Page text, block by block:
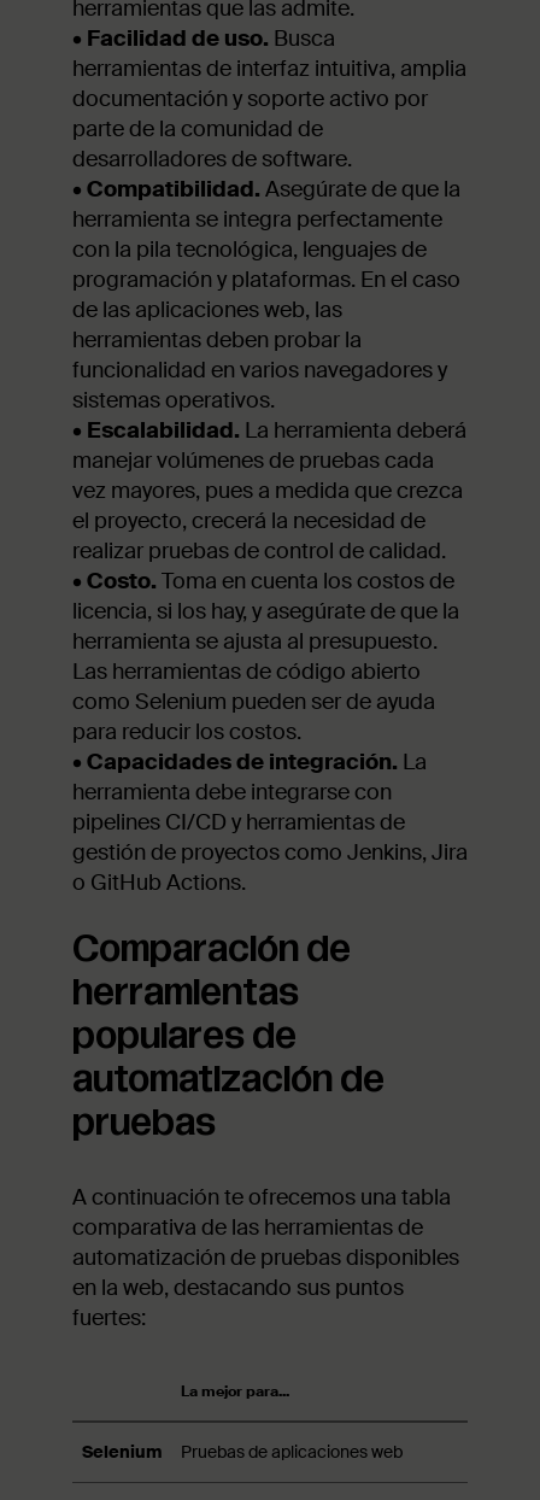
herramientas que las admite.
• Facilidad de uso. Busca
herramientas de interfaz intuitiva, amplia
documentación y soporte activo por
parte de la comunidad de
desarrolladores de software.
• Compatibilidad. Asegúrate de que la
herramienta se integra perfectamente
con la pila tecnológica, lenguajes de
programación y plataformas. En el caso
de las aplicaciones web, las
herramientas deben probar la
funcionalidad en varios navegadores y
sistemas operativos.
• Escalabilidad. La herramienta deberá
manejar volúmenes de pruebas cada
vez mayores, pues a medida que crezca
el proyecto, crecerá la necesidad de
realizar pruebas de control de calidad.
• Costo. Toma en cuenta los costos de
licencia, si los hay, y asegúrate de que la
herramienta se ajusta al presupuesto.
Las herramientas de código abierto
como Selenium pueden ser de ayuda
para reducir los costos.
• Capacidades de integración. La
herramienta debe integrarse con
pipelines CI/CD y herramientas de
gestión de proyectos como Jenkins, Jira
o GitHub Actions.
Comparación de
herramientas
populares de
automatización de
pruebas
A continuación te ofrecemos una tabla
comparativa de las herramientas de
automatización de pruebas disponibles
en la web, destacando sus puntos
fuertes:
La mejor para...
Selenium Pruebas de aplicaciones web